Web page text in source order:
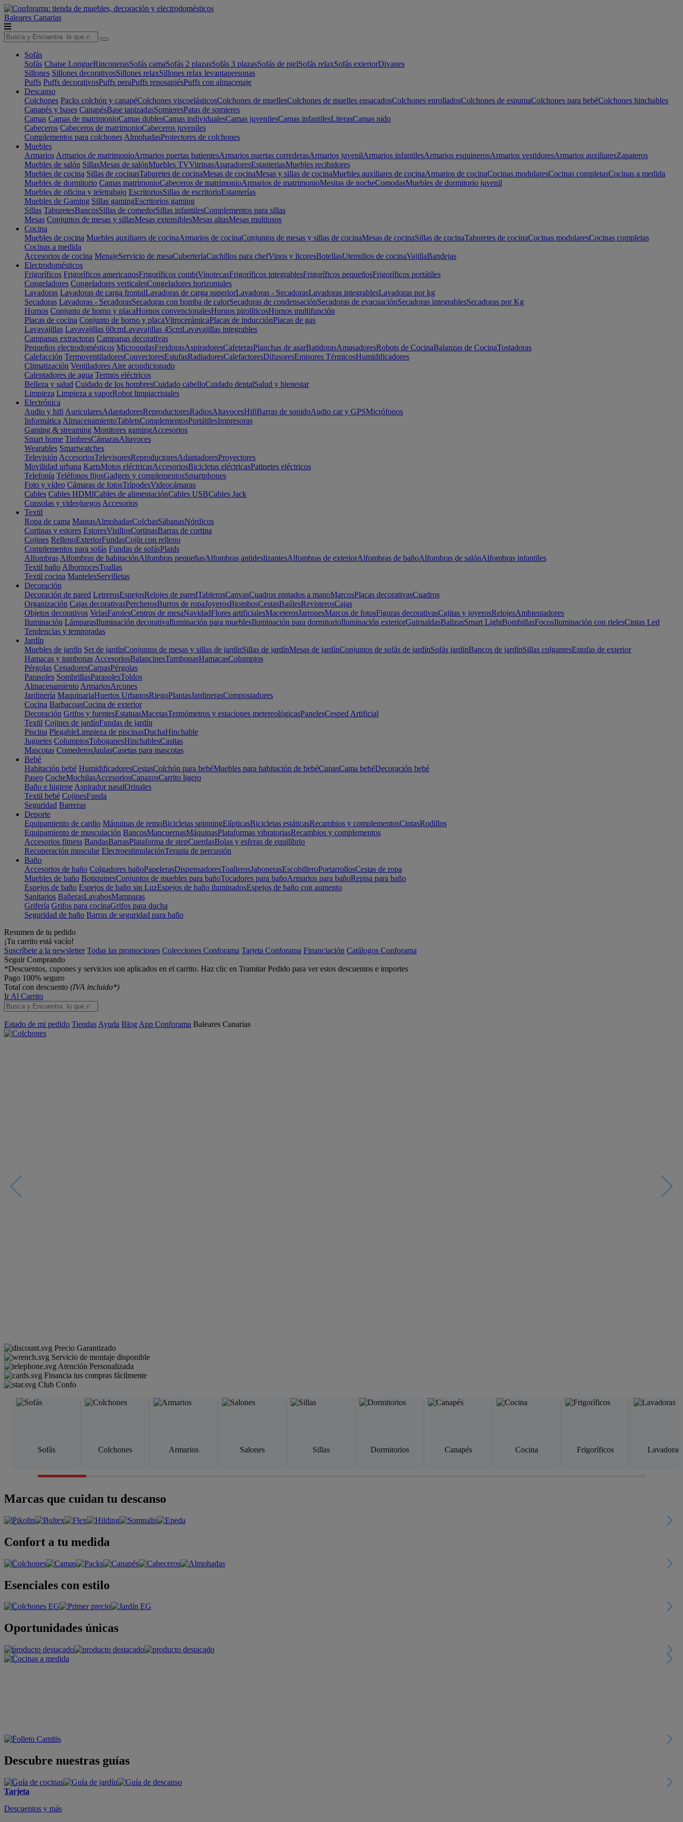
Baleares Canarias
Sofás
Sofás Chaise LongueRinconerasSofás camaSofás 2 plazasSofás 3 plazasSofás de pielSofás relaxSofás exteriorDivanes
Sillones Sillones decorativosSillones relaxSillones relax levantapersonas
Puffs Puffs decorativosPuffs peraPuffs reposapiésPuffs con almacenaje
Descanso
Colchones Packs colchón y canapéColchones viscoelásticosColchones de muellesColchones de muelles ensacadosColchones enrolladosColchones de espumaColchones para bebéColchones hinchables
Canapés y bases CanapésBase tapizadasSomieresPatas de somieres
Camas Camas de matrimonioCamas doblesCamas individualesCamas juvenilesCamas infantilesLiterasCamas nido
Cabeceros Cabeceros de matrimonioCabeceros juveniles
Complementos para colchones AlmohadasProtectores de colchones
Muebles
Armarios Armarios de matrimonioArmarios puertas batientesArmarios puertas correderasArmarios juvenilArmarios infantilesArmarios esquinerosArmarios vestidoresArmarios auxiliaresZapateros
Muebles de salón SillasMesas de salónMuebles TVVitrinasAparadoresEstanteriasMuebles recibidores
Muebles de cocina Sillas de cocinasTaburetes de cocinaMesas de cocinaMesas y sillas de cocinaMuebles auxiliares de cocinaArmarios de cocinaCocinas modularesCocinas completasCocinas a medida
Muebles de dormitorio Camas matrimonioCabeceros de matrimonioArmarios de matrimonioMesitas de nocheComodasMuebles de dormitorio juvenil
Muebles de oficina y teletrabajo EscritoriosSillas de escritorioEstanterías
Muebles de Gaming Sillas gamingEscritorios gaming
Sillas TaburetesBancosSillas de comedorSillas infantilesComplementos para sillas
Mesas Conjuntos de mesas y sillasMesas extensiblesMesas altasMesas multiusos
Cocina
Muebles de cocina Muebles auxiliares de cocinaArmarios de cocinaConjuntos de mesas y sillas de cocinaMesas de cocinaSillas de cocinaTaburetes de cocinaCocinas modularesCocinas completas
Cocinas a medida
Accesorios de cocina MenajeServicio de mesaCuberteríaCuchillos para chefVinos y licoresBotellasUtensilios de cocinaVajillaBandejas
Electrodomésticos
Frigoríficos Frigoríficos americanosFrigoríficos combiVinotecasFrigoríficos integrablesFrigoríficos pequeñosFrigoríficos portátiles
Congeladores Congeladores verticalesCongeladores horizontales
Lavadoras Lavadoras de carga frontalLavadoras de carga superiorLavadoras - SecadorasLavadoras integrablesLavadoras por kg
Secadoras Lavadoras - SecadorasSecadoras con bomba de calorSecadoras de condensaciónSecadoras de evacuaciónSecadoras integrablesSecadoras por Kg
Hornos Conjunto de horno y placaHornos convencionalesHornos pirolíticosHornos multifunción
Placas de cocina Conjunto de horno y placaVitrocerámicaPlacas de inducciónPlacas de gas
Lavavajillas Lavavajillas 60cmLavavajillas 45cmLavavajillas integrables
Campanas extractoras Campanas decorativas
Pequeños electrodomésticos MicroondasFreidorasAspiradoresCafeterasPlanchas de asarBatidorasAmasadoresRobots de CocinaBalanzas de CocinaTostadoras
Calefacción TermoventiladoresConvectoresEstufasRadiadoresCalefactoresDifusoresEmisores TérmicosHumidificadores
Climatización Ventiladores Aire acondicionado
Calentadores de agua Termos eléctricos
Belleza y salud Cuidado de los hombresCuidado cabelloCuidado dentalSalud y bienestar
Limpieza Limpieza a vaporRobot limpiacristales
Electrónica
Audio y hifi AuricularesAdaptadoresReproductoresRadiosAltavocesHifiBarras de sonidoAudio car y GPSMicrófonos
Informática AlmacenamientoTabletsComplementosPortátilesImpresoras
Gaming & streaming Monitores gamingAccesorios
Smart home TimbresCámarasAltavoces
Wearables Smartwatches
Televisión AccesoriosTelevisoresReproductoresAdaptadoresProyectores
Movilidad urbana KartsMotos eléctricasAccesoriosBicicletas eléctricasPatinetes eléctricos
Telefonía Teléfonos fijosGadgets y complementosSmartphones
Foto y vídeo Cámaras de fotosTrípodesVideocámaras
Cables Cables HDMICables de alimentaciónCables USBCables Jack
Consolas y videojuegos Accesorios
Textil
Ropa de cama MantasAlmohadasColchasSábanasNórdicos
Cortinas y estores EstoresVisillosCortinasBarras de cortina
Cojines RellenoExteriorFundasCojín con relleno
Complementos para sofás Fundas de sofásPlaids
Alfombras Alfombras de habitaciónAlfombras pequeñasAlfombras antideslizantesAlfombras de exteriorAlfombras de bañoAlfombras de salónAlfombras infantiles
Textil baño AlbornocesToallas
Textil cocina MantelesServilletas
Decoración
Decoración de pared LetrerosEspejosRelojes de paredTablerosCanvasCuadros pintados a manoMarcosPlacas decorativasCuadros
Organización Cajas decorativasPercherosBurros de ropaJoyerosBiombosCestasBaúlesRevisterosCajas
Objetos decorativos VelasFarolesCentros de mesaNavidadFlores artificialesMaceterosJarronesMarcos de fotosFiguras decorativasCajitas y joyerosRelojesAmbientadores
Iluminación LámparasIluminación decorativaIluminación para mueblesIluminación para dormitorioIluminación exteriorGuirnaldasBalizasSmart LightBombillasFocosIluminación con rielesCintas Led
Tendencias y temporadas
Jardín
Muebles de jardín Set de jardínConjuntos de mesas y sillas de jardínSillas de jardínMesas de jardínConjuntos de sofás de jardínSofás jardínBancos de jardínSillas colgantesEstufas de exterior
Hamacas y tumbonas AccesoriosBalancinesTumbonasHamacasColumpios
Pérgolas CenadoresCarpasPérgolas
Parasoles SombrillasParasolesToldos
Almacenamiento ArmariosArcones
Jardinería MaquinariaHuertos UrbanosRiegoPlantasJardinerasCompostadores
Cocina BarbacoasCocina de exterior
Decoración Grifos y fuentesEstatuasMacetasTermómetros y estaciones metereológicasPanelesCesped Artificial
Textil Cojines de jardínFundas de jardín
Piscina PlegableLimpieza de piscinasDuchaHinchable
Juguetes ColumpiosToboganesHinchablesCasitas
Mascotas ComederosJaulasCasetas para mascotas
Bebé
Habitación bebé HumidificadoresCestasColchón para bebéMuebles para habitación de bebéCunasCama bebéDecoración bebé
Paseo CocheMochilasAccesoriosCapazosCarrito ligero
Baño e higiene Aspirador nasalOrinales
Textil bebé CojinesFunda
Seguridad Barreras
Deporte
Equipamiento de cardio Máquinas de remoBicicletas spinningElípticasBicicletas estáticasRecambios y complementosCintasRodillos
Equipamiento de musculación BancosMancuernasMáquinasPlataformas vibratoriasRecambios y complementos
Accesorios fitness BandasBarrasPlataforma de stepCuerdasBolas y esferas de equilibrio
Recuperación muscular ElectroestimulaciónTerapia de percusión
Baño
Accesorios de baño Colgadores bañoPapelerasDispensadoresToallerosJabonerasEscobilleroPortarrollosCestas de ropa
Muebles de baño BotiquinesConjuntos de muebles para bañoTocadores para bañoArmarios para bañoRepisa para baño
Espejos de baño Espejos de baño sin LuzEspejos de baño iluminadosEspejos de baño con aumento
Sanitarios BañerasLavabosMamparas
Grifería Grifos para cocinaGrifos para ducha
Seguridad de baño Barras de seguridad para baño
Resumen de tu pedido
¡Tu carrito está vacío!
Suscríbete a la newsletter Todas las promociones Colecciones Conforama Tarjeta Conforama Financiación Catálogos Conforama
Seguir Comprando
*Descuentos, cupones y servicios son aplicados en el carrito. Haz clic en Tramitar Pedido para ver estos descuentos e importes
Pago 100% seguro
Total con descuento (IVA incluido*)
Ir Al Carrito
Estado de mi pedido Tiendas Ayuda Blog App Conforama Baleares Canarias
Precio Garantizado
Servicio de montaje disponible
Atención Personalizada
Financia tus compras fácilmente
Club Confo
Sofás Colchones Armarios Salones Sillas Dormitorios Canapés Cocina Frigoríficos Lavadoras
Marcas que cuidan tu descanso
Confort a tu medida
Esenciales con estilo
Oportunidades únicas
Descubre nuestras guías
Tarjeta
Descuentos y más